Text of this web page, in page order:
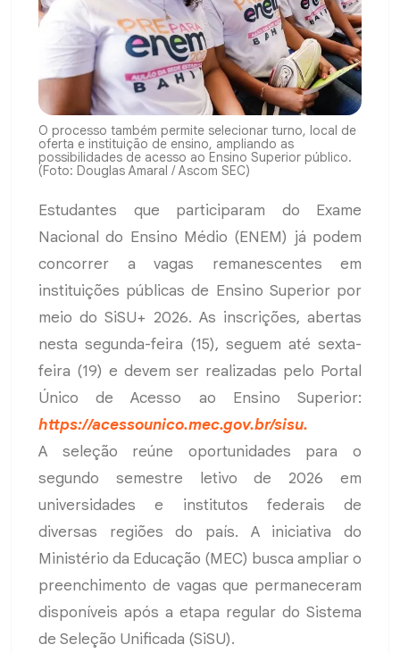
O processo também permite selecionar turno, local de
oferta e instituição de ensino, ampliando as
possibilidades de acesso ao Ensino Superior público.
(Foto: Douglas Amaral / Ascom SEC)
Estudantes que participaram do Exame
Nacional do Ensino Médio (ENEM) já podem
concorrer a vagas remanescentes em
instituições públicas de Ensino Superior por
meio do SiSU+ 2026. As inscrições, abertas
nesta segunda-feira (15), seguem até sexta-
feira (19) e devem ser realizadas pelo Portal
Único de Acesso ao Ensino Superior:
https://acessounico.mec.gov.br/sisu.
A seleção reúne oportunidades para o
segundo semestre letivo de 2026 em
universidades e institutos federais de
diversas regiões do país. A iniciativa do
Ministério da Educação (MEC) busca ampliar o
preenchimento de vagas que permaneceram
disponíveis após a etapa regular do Sistema
de Seleção Unificada (SiSU).